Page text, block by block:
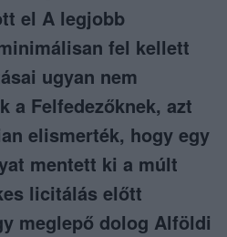
el A legjobb
fel kellett
ugyan nem
a Felfedezőknek, azt
elismerték, hogy egy
mentett ki a múlt
licitálás előtt
meglepő dolog Alföldi